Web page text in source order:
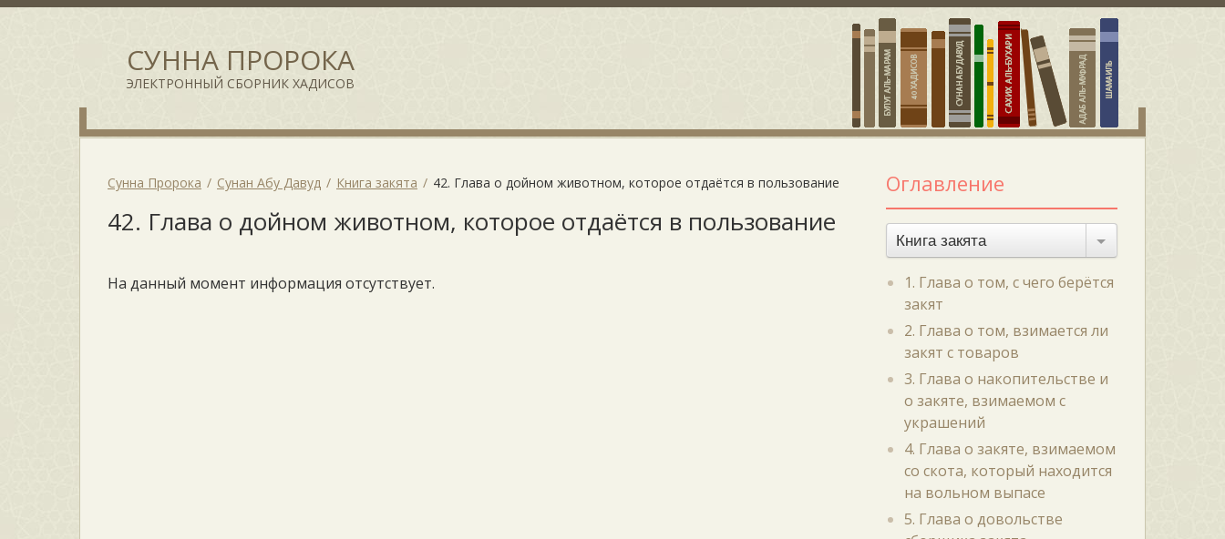
СУННА ПРОРОКА
ЭЛЕКТРОННЫЙ СБОРНИК ХАДИСОВ
Сунна Пророка Сунан Абу Давуд Книга закята 42. Глава о дойном животном, которое отдаётся в пользование
42. Глава о дойном животном, которое отдаётся в пользование
На данный момент информация отсутствует.
Оглавление
Книга закята
1. Глава о том, с чего берётся
закят
2. Глава о том, взимается ли
закят с товаров
3. Глава о накопительстве и
о закяте, взимаемом с
украшений
4. Глава о закяте, взимаемом
со скота, который находится
на вольном выпасе
5. Глава о довольстве